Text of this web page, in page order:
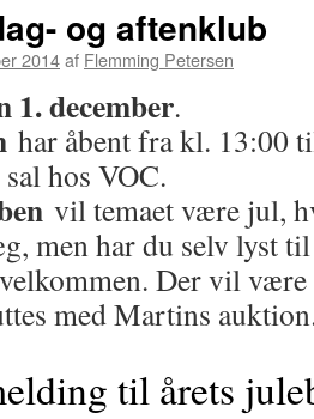
og aftenklub
2014af Flemming Petersen
1. december.
har åbent fra kl. 13:00
hos VOC.
n vil temaet være jul,
men har du selv lyst
Der vil
med Martins
til årets